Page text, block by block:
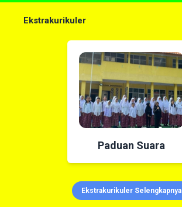
Ekstrakurikuler
Paduan Suara
Ekstrakurikuler Selengkapnya